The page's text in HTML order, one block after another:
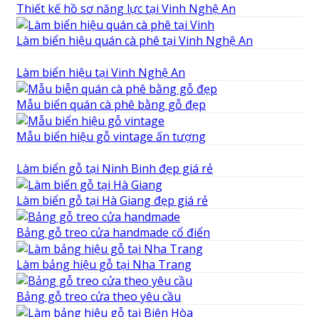
Thiết kế hồ sơ năng lực tại Vinh Nghệ An
Làm biển hiệu quán cà phê tại Vinh Nghệ An
Làm biển hiệu tại Vinh Nghệ An
Mẫu biển quán cà phê bằng gỗ đẹp
Mẫu biển hiệu gỗ vintage ấn tượng
Làm biển gỗ tại Ninh Binh đẹp giá rẻ
Làm biển gỗ tại Hà Giang đẹp giá rẻ
Bảng gỗ treo cửa handmade cổ điển
Làm bảng hiệu gỗ tại Nha Trang
Bảng gỗ treo cửa theo yêu cầu